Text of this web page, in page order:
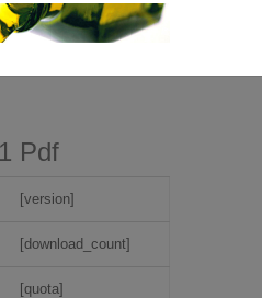
Pdf
[version]
[download_count]
[quota]